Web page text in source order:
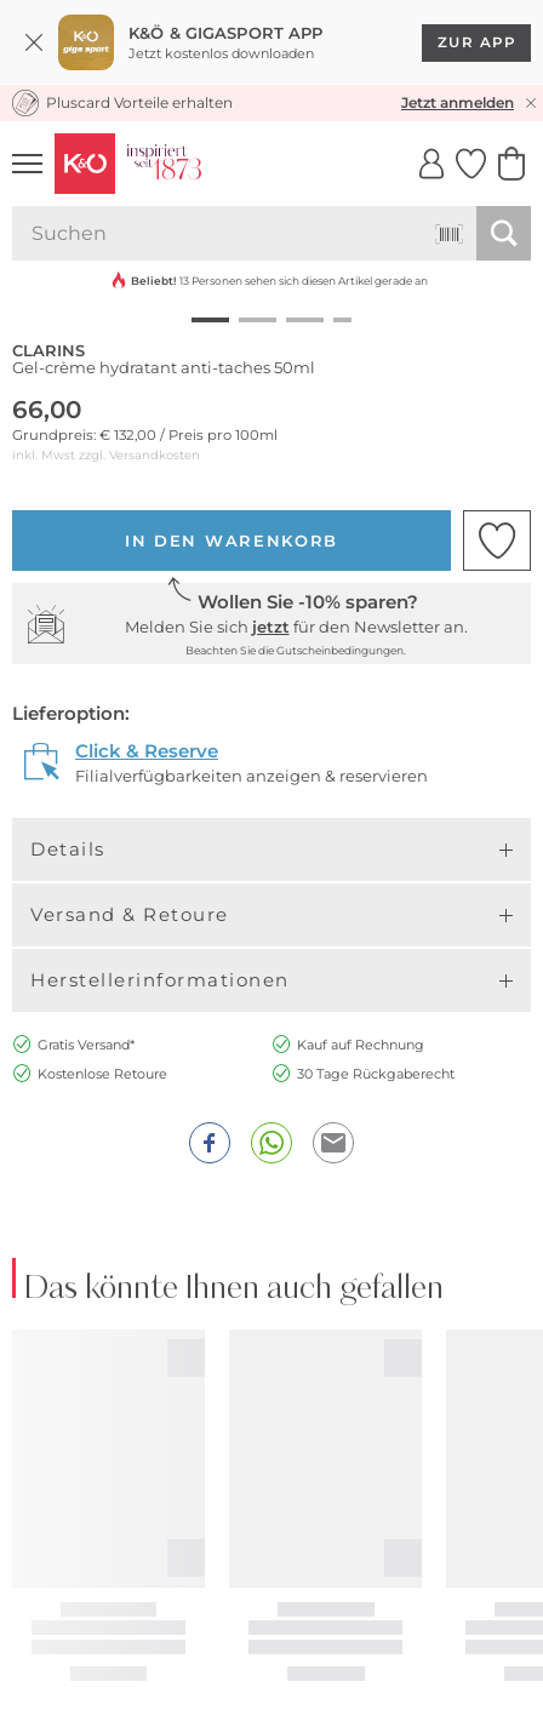
K&Ö & GIGASPORT APP
Jetzt kostenlos downloaden
ZUR APP
KOSTENLOSER VERSAND* & RÜCKVERSAND
Pluscard Vorteile erhalten Jetzt anmelden
UNSERE APP
CLICK &
Beliebt! 13 Personen sehen sich diesen Artikel gerade an
CLARINS
Gel-crème hydratant anti-taches 50ml
66,00
Grundpreis: € 132,00 / Preis pro 100ml
inkl. Mwst zzgl. Versandkosten
IN DEN WARENKORB
Wollen Sie -10% sparen?
Melden Sie sich jetzt für den Newsletter an.
Beachten Sie die Gutscheinbedingungen.
Lieferoption:
Click & Reserve
Filialverfügbarkeiten anzeigen & reservieren
Details
Versand & Retoure
Herstellerinformationen
Gratis Versand*
Kauf auf Rechnung
Kostenlose Retoure
30 Tage Rückgaberecht
Das könnte Ihnen auch gefallen